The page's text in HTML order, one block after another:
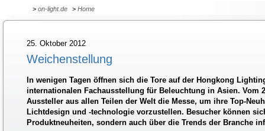
> on-light.de > Home
25. Oktober 2012
Weichenstellung
In wenigen Tagen öffnen sich die Tore auf der Hongkong
internationalen Fachausstellung für Beleuchtung in Asien. Vom
Aussteller aus allen Teilen der Welt die Messe, um ihre Top-
Lichtdesign und -technologie vorzustellen. Besucher können
Produktneuheiten, sondern auch über die Trends der Branche